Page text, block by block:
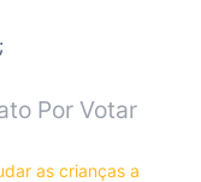
Por Votar
as crianças a